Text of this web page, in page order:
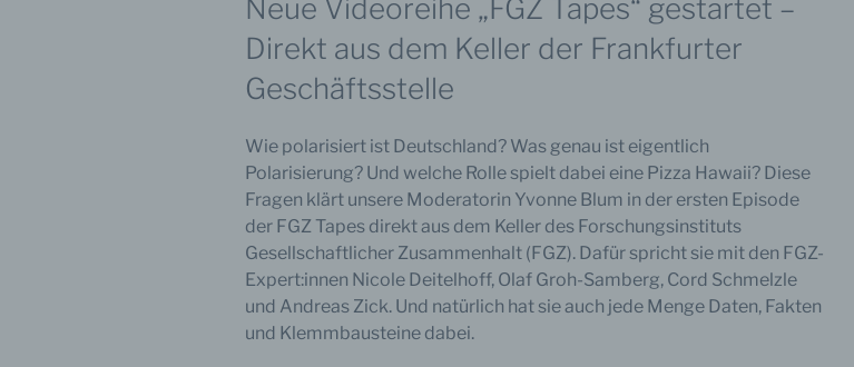
Neue Videoreihe „FGZ Tapes“ gestartet –
Direkt aus dem Keller der Frankfurter
Geschäftsstelle
Wie polarisiert ist Deutschland? Was genau ist eigentlich
Polarisierung? Und welche Rolle spielt dabei eine Pizza Hawaii? Diese
Fragen klärt unsere Moderatorin Yvonne Blum in der ersten Episode
der FGZ Tapes direkt aus dem Keller des Forschungsinstituts
Gesellschaftlicher Zusammenhalt (FGZ). Dafür spricht sie mit den FGZ-
Expert:innen Nicole Deitelhoff, Olaf Groh-Samberg, Cord Schmelzle
und Andreas Zick. Und natürlich hat sie auch jede Menge Daten, Fakten
und Klemmbausteine dabei.